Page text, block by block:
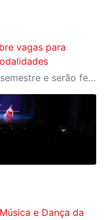
vagas para
Inscrições começam no segundo semestre e serão feitas de forma online
e Dança da